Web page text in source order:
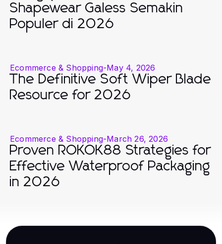
Shapewear Galess Semakin
Populer di 2026
Ecommerce & Shopping-May 4, 2026
The Definitive Soft Wiper Blade
Resource for 2026
Ecommerce & Shopping-March 26, 2026
Proven ROKOK88 Strategies for
Effective Waterproof Packaging
in 2026